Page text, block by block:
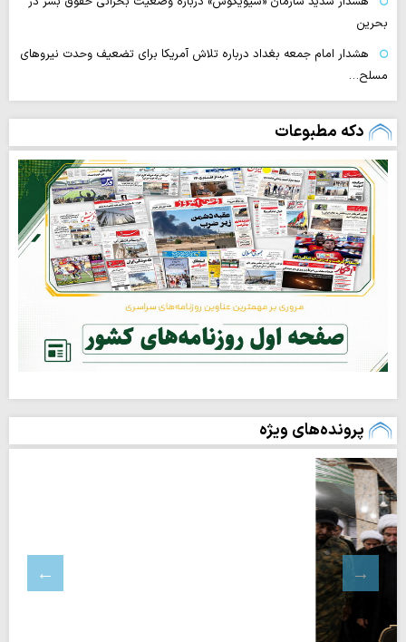
بحرین
هشدار امام جمعه بغداد درباره تلاش آمریکا برای تضعیف وحدت نیروهای
مسلح…
دکه مطبوعات
پرونده‌های ویژه